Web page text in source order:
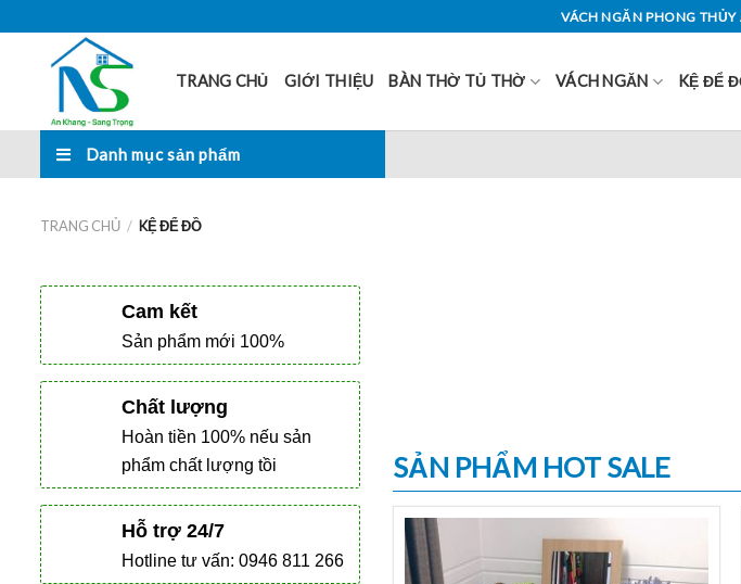
to
content
VÁCH NGĂN PHONG
TRANG CHỦ GIỚI THIỆU BÀN THỜ TỦ THỜ VÁCH NGĂN KỆ ĐỂ
Danh mục sản phẩm
TRANG CHỦ / KỆ ĐỂ ĐỒ
Cam kết
Sản phẩm mới 100%
Chất lượng
Hoàn tiền 100% nếu sản
phẩm chất lượng tồi
Hỗ trợ 24/7
Hotline tư vấn: 0946 811 266
SẢN PHẨM HOT SALE